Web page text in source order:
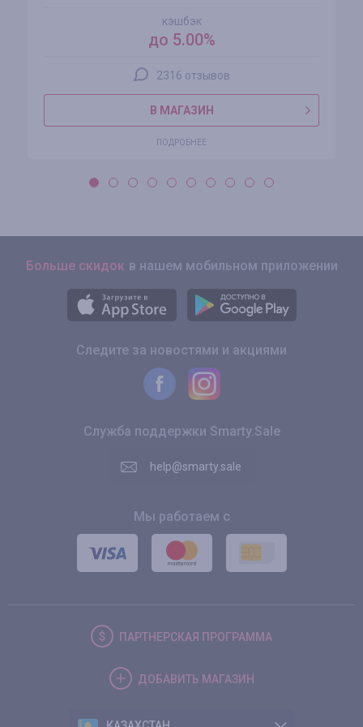
кэшбэк
до 5.00%
2316 отзывов
В МАГАЗИН
ПОДРОБНЕЕ
Больше скидок в нашем мобильном приложении
Следите за новостями и акциями
Служба поддержки Smarty.Sale
help@smarty.sale
Мы работаем с
ПАРТНЕРСКАЯ ПРОГРАММА
ДОБАВИТЬ МАГАЗИН